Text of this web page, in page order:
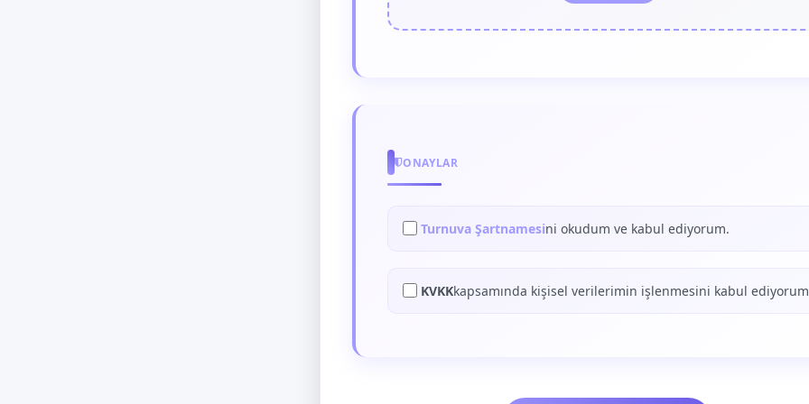
ONAYLAR
Turnuva Şartnamesini okudum ve kabul ediyorum.
KVKKkapsamında kişisel verilerimin işlenmesini kabul